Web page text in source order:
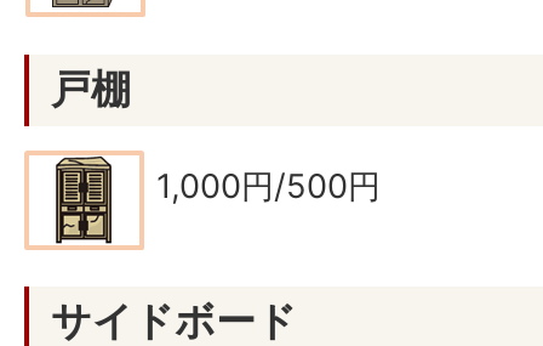
戸棚
1,000円/500円
サイドボード